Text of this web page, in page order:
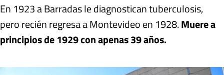
En 1923 a Barradas le diagnostican tuberculosis,
pero recién regresa a Montevideo en 1928.Muere a
principios de 1929 con apenas 39 años.